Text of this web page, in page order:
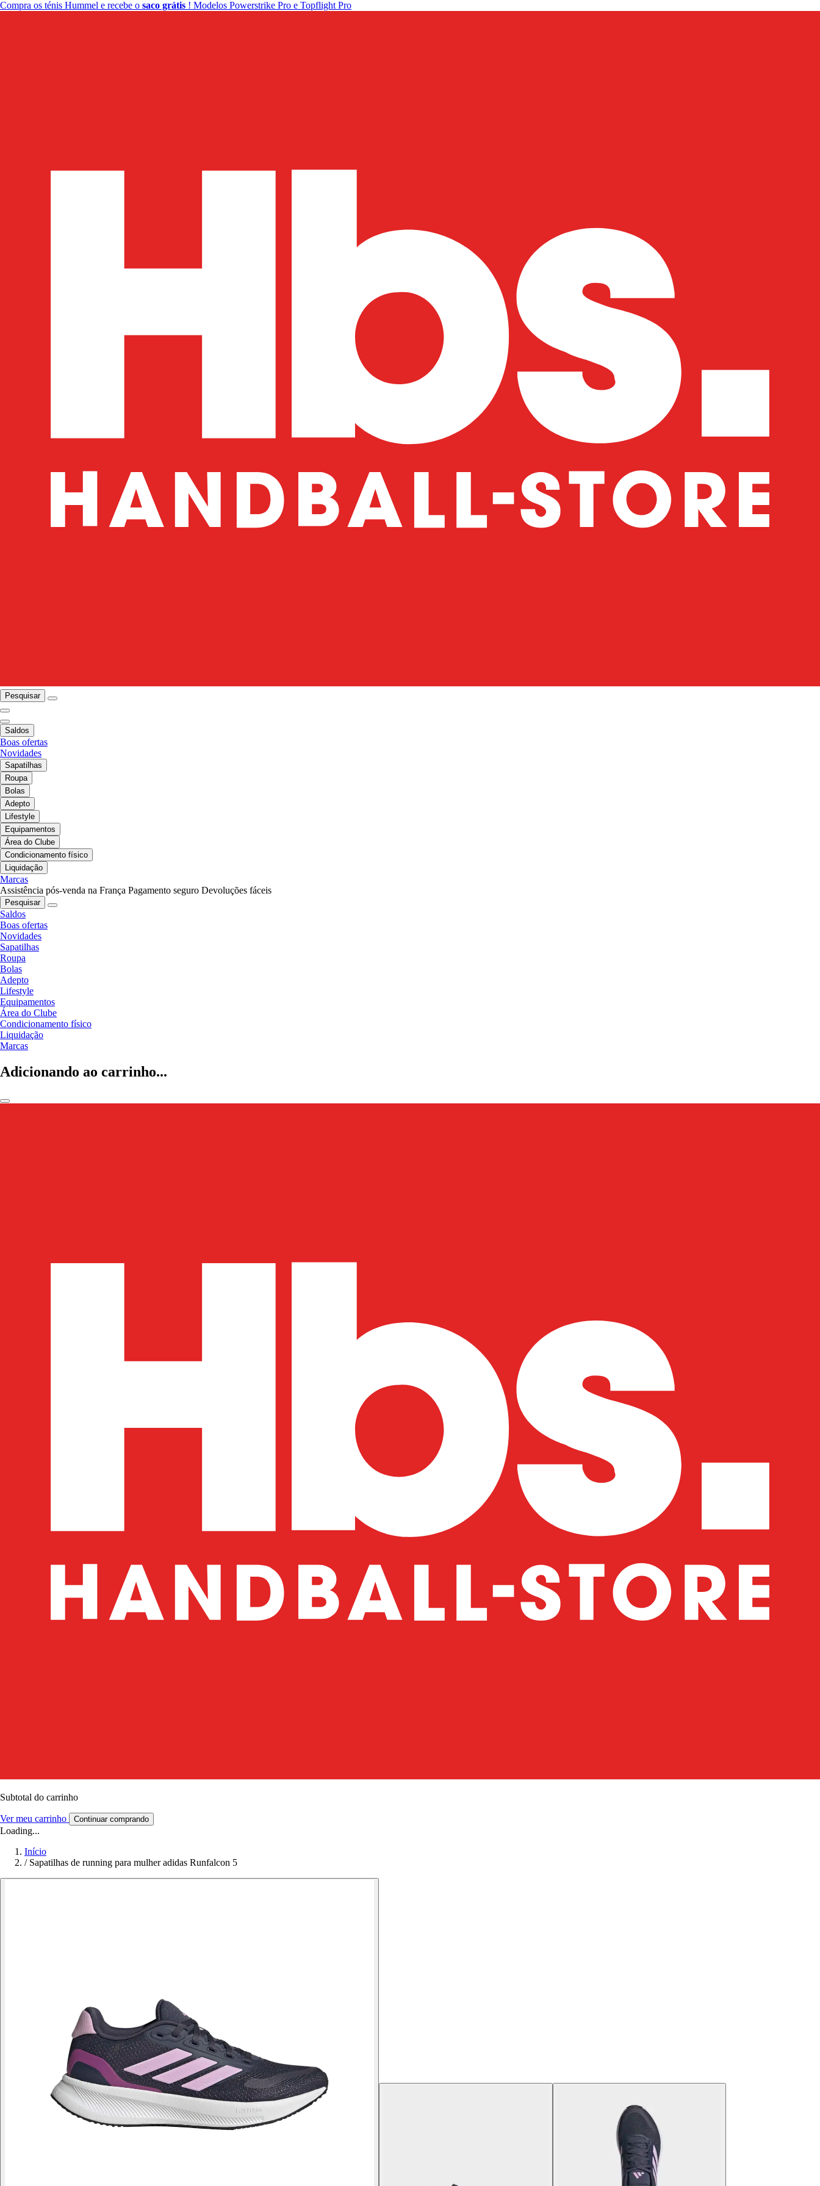
Compra os ténis Hummel e recebe o saco grátis ! Modelos Powerstrike Pro e Topflight Pro
Pesquisar
Saldos
Boas ofertas
Novidades
Sapatilhas
Roupa
Bolas
Adepto
Lifestyle
Equipamentos
Área do Clube
Condicionamento físico
Liquidação
Marcas
Assistência pós-venda na França Pagamento seguro Devoluções fáceis
Pesquisar
Saldos
Boas ofertas
Novidades
Sapatilhas
Roupa
Bolas
Adepto
Lifestyle
Equipamentos
Área do Clube
Condicionamento físico
Liquidação
Marcas
Adicionando ao carrinho...
Subtotal do carrinho
Ver meu carrinho Continuar comprando
Loading...
Início
/ Sapatilhas de running para mulher adidas Runfalcon 5